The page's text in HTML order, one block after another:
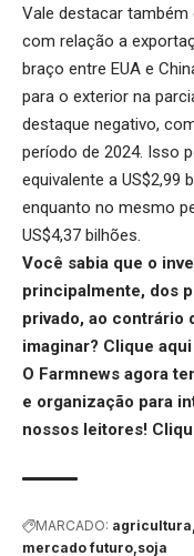
Vale destacar
com relação a
braço entre EUA e
para o exterior na
destaque negativo,
período de 2024. Isso
equivalente a US$2,99
enquanto no mesmo
US$4,37 bilhões.
Você sabia que o
principalmente, dos
privado, ao contrário
imaginar? Clique aqui
O Farmnews agora
e organização para
nossos leitores!
MARCADO: agricultura
mercado futuro soja